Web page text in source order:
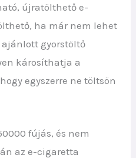
újratölthető e-
ha már nem lehet
ajánlott gyorstöltő
károsíthatja a
egyszerre ne töltsön
fújás, és nem
az e-cigaretta